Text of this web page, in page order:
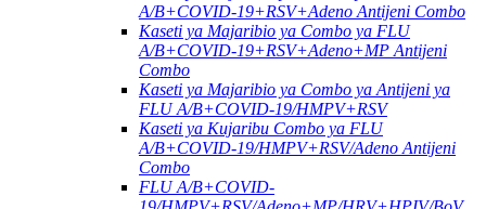
A/B+COVID-19+RSV+Adeno Antijeni Combo
Kaseti ya Majaribio ya Combo ya FLU
A/B+COVID-19+RSV+Adeno+MP Antijeni
Combo
Kaseti ya Majaribio ya Combo ya Antijeni ya
FLU A/B+COVID-19/HMPV+RSV
Kaseti ya Kujaribu Combo ya FLU
A/B+COVID-19/HMPV+RSV/Adeno Antijeni
Combo
FLU A/B+COVID-